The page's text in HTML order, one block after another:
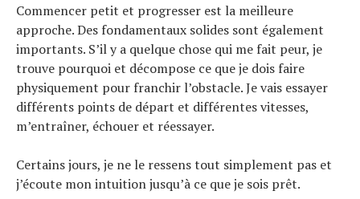
Commencer petit et progresser est la meilleure
approche. Des fondamentaux solides sont également
importants. S’il y a quelque chose qui me fait peur, je
trouve pourquoi et décompose ce que je dois faire
physiquement pour franchir l’obstacle. Je vais essayer
différents points de départ et différentes vitesses,
m’entraîner, échouer et réessayer.
Certains jours, je ne le ressens tout simplement pas et
j’écoute mon intuition jusqu’à ce que je sois prêt.